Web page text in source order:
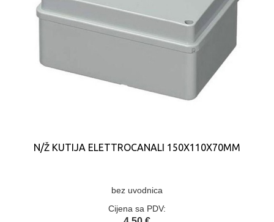
N/Ž KUTIJA ELETTROCANALI 150X110X70MM
bez uvodnica
Cijena sa PDV: